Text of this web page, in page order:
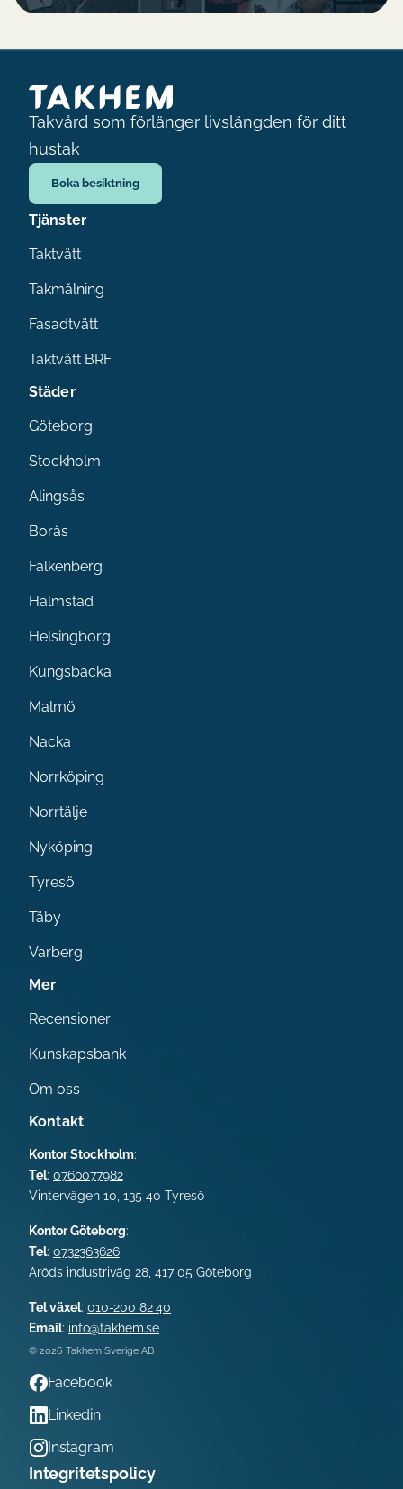
Takvård som förlänger livslängden för ditt
hustak
Boka besiktning
Tjänster
Taktvätt
Takmålning
Fasadtvätt
Taktvätt BRF
Städer
Göteborg
Stockholm
Alingsås
Borås
Falkenberg
Halmstad
Helsingborg
Kungsbacka
Malmö
Nacka
Norrköping
Norrtälje
Nyköping
Tyresö
Täby
Varberg
Mer
Recensioner
Kunskapsbank
Om oss
Kontakt
Kontor Stockholm:
Tel: 0760077982
Vintervägen 10, 135 40 Tyresö
Kontor Göteborg:
Tel: 0732363626
Aröds industriväg 28, 417 05 Göteborg
Tel växel: 010-200 82 40
Email: info@takhem.se
© 2026 Takhem Sverige AB
Facebook
Linkedin
Instagram
Integritetspolicy